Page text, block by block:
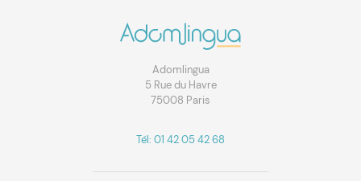
Adomlingua
5 Rue du Havre
75008 Paris
Tél: 01 42 05 42 68